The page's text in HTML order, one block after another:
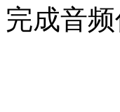
完成音